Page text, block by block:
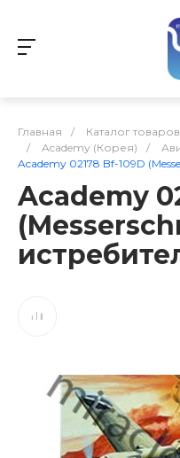
Главная / Каталог товаров
/
Academy (Корея) /
Academy 02178 Bf-109D
Academy